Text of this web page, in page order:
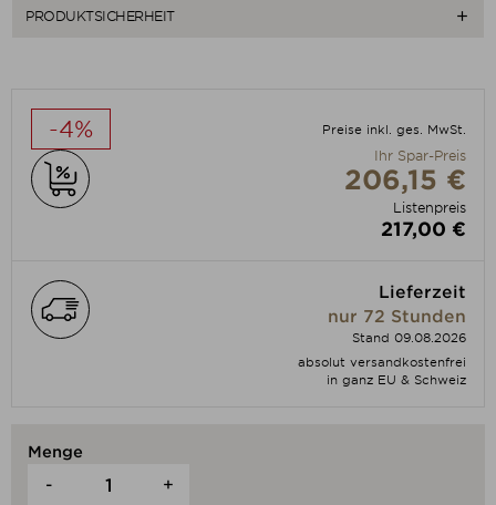
PRODUKTSICHERHEIT 
-4% Preise inkl. ges. MwSt.
Ihr Spar-Preis
206,15 €
Listenpreis
217,00 €
Lieferzeit
nur 72 Stunden
Stand 09.08.2026
absolut versandkostenfrei
in ganz EU & Schweiz
Menge
- +